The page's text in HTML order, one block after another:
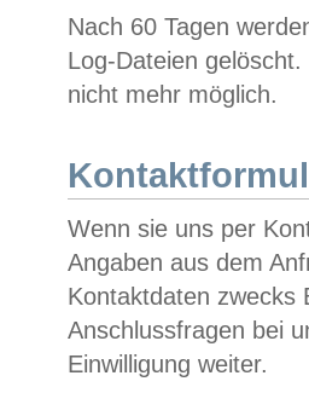
Nach 60 Tagen
Log-Dateien
nicht mehr möglich.
Wenn sie uns per
Angaben aus dem
Kontaktdaten zwecks
Anschlussfragen bei
Einwilligung weiter.